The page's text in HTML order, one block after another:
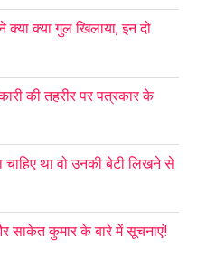
क्या क्या गुल खिलाया, इन दो
की तहरीर पर पत्रकार के
चाहिए था वो उनकी बेटी लिखने से
साकेत कुमार के बारे में सूचनाएं!